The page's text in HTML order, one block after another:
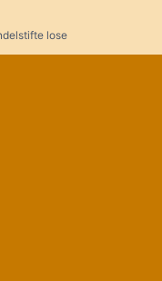
lose